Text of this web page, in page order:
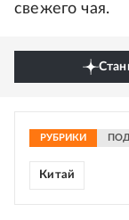
свежего чая.
РУБРИКИ
Китай